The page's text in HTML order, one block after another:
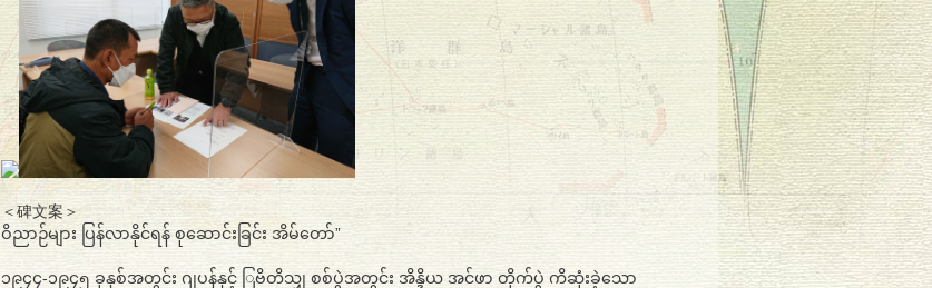
＜碑文案＞
ဝိညာဉ်များ ပြန်လာနိုင်ရန် စုဆောင်းခြင်း အိမ်တော်”
၁၉၄၄-၁၉၄၅ ခုနှစ်အတွင်း ဂျပန်နှင့် ြဗိတိသျှ စစ်ပွဲအတွင်း အိန္ဒိယ အင်ဖာ တိုက်ပွဲ ကိဆုံးခဲ့သော